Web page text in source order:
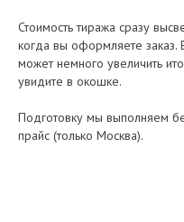
Стоимость тиража сразу
когда вы оформляете заказ.
может немного увеличить
увидите в окошке.
Подготовку мы выполняем
прайс (только Москва).